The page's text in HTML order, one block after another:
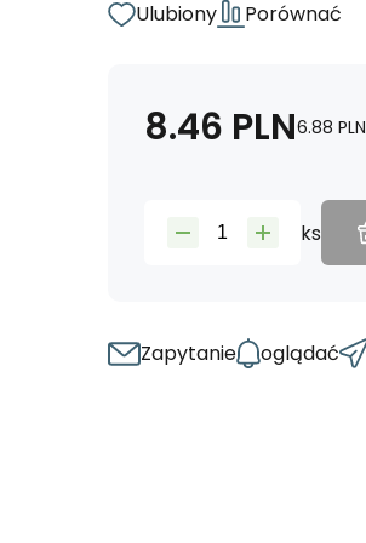
Ulubiony Porównać
8.46 PLN6.88 PLN
ks
Zapytanie oglądać